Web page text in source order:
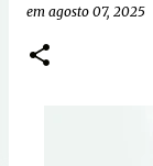
em agosto 07, 2025